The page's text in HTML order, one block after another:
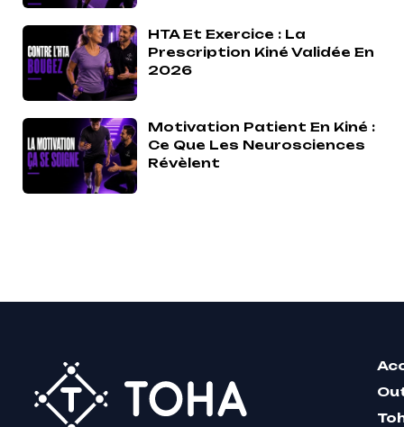
HTA Et Exercice : La
Prescription Kiné Validée En
2026
Motivation Patient En Kiné :
Ce Que Les Neurosciences
Révèlent